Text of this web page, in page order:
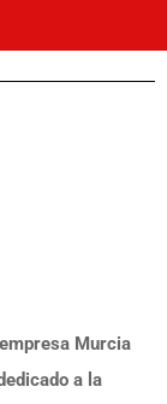
Murcia
a la